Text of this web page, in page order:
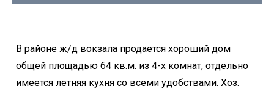
В районе ж/д вокзала продается хороший дом
общей площадью 64 кв.м. из 4-х комнат, отдельно
имеется летняя кухня со всеми удобствами. Хоз.